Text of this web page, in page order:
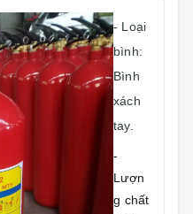
- Loại
bình:
Bình
xách
tay.
-
Lượn
g chất